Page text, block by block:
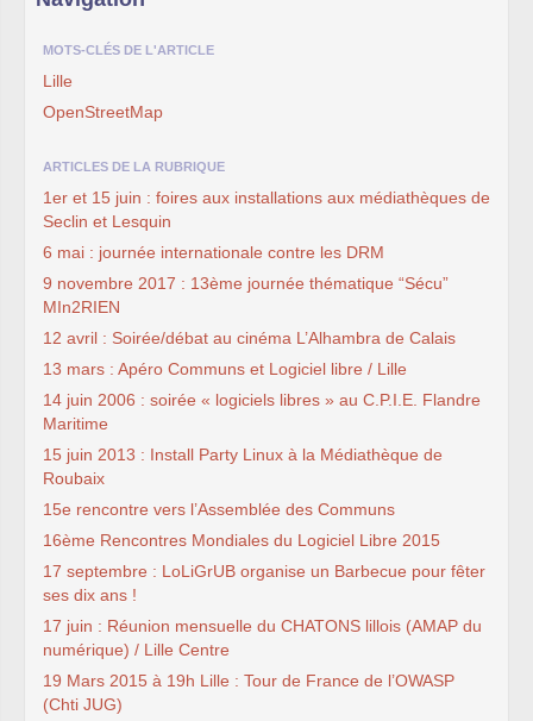
MOTS-CLÉS DE L'ARTICLE
Lille
OpenStreetMap
ARTICLES DE LA RUBRIQUE
1er et 15 juin : foires aux installations aux médiathèques de
Seclin et Lesquin
6 mai : journée internationale contre les DRM
9 novembre 2017 : 13ème journée thématique “Sécu”
MIn2RIEN
12 avril : Soirée/débat au cinéma L’Alhambra de Calais
13 mars : Apéro Communs et Logiciel libre / Lille
14 juin 2006 : soirée « logiciels libres » au C.P.I.E. Flandre
Maritime
15 juin 2013 : Install Party Linux à la Médiathèque de
Roubaix
15e rencontre vers l’Assemblée des Communs
16ème Rencontres Mondiales du Logiciel Libre 2015
17 septembre : LoLiGrUB organise un Barbecue pour fêter
ses dix ans !
17 juin : Réunion mensuelle du CHATONS lillois (AMAP du
numérique) / Lille Centre
19 Mars 2015 à 19h Lille : Tour de France de l’OWASP
(Chti JUG)